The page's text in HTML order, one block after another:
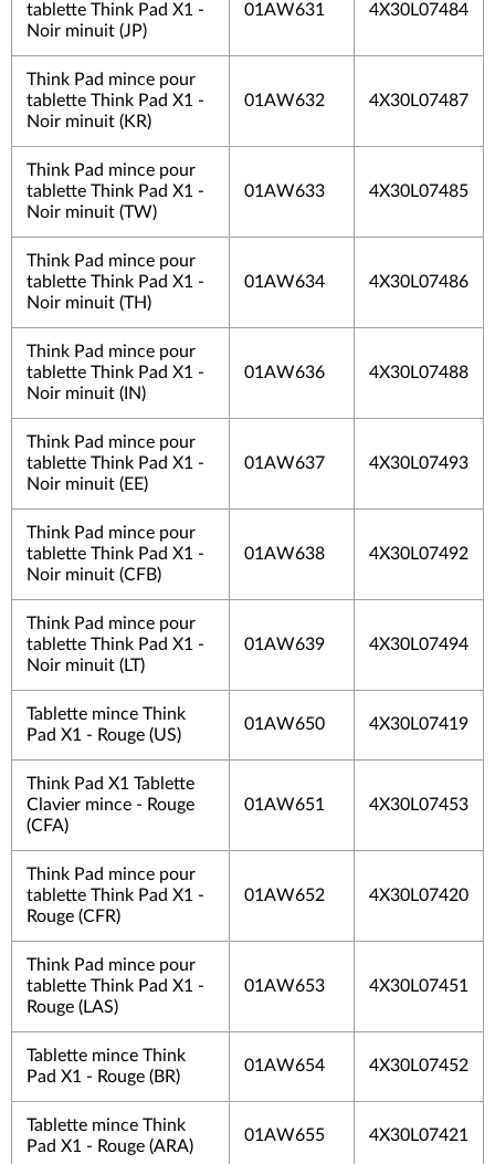
tablette Think Pad X1 -
Noir minuit (JP)
01AW631 4X30L07484
Think Pad mince pour
tablette Think Pad X1 -
Noir minuit (KR)
01AW632 4X30L07487
Think Pad mince pour
tablette Think Pad X1 -
Noir minuit (TW)
01AW633 4X30L07485
Think Pad mince pour
tablette Think Pad X1 -
Noir minuit (TH)
01AW634 4X30L07486
Think Pad mince pour
tablette Think Pad X1 -
Noir minuit (IN)
01AW636 4X30L07488
Think Pad mince pour
tablette Think Pad X1 -
Noir minuit (EE)
01AW637 4X30L07493
Think Pad mince pour
tablette Think Pad X1 -
Noir minuit (CFB)
01AW638 4X30L07492
Think Pad mince pour
tablette Think Pad X1 -
Noir minuit (LT)
01AW639 4X30L07494
Tablette mince Think
Pad X1 - Rouge (US)
01AW650 4X30L07419
Think Pad X1 Tablette
Clavier mince - Rouge
(CFA)
01AW651 4X30L07453
Think Pad mince pour
tablette Think Pad X1 -
Rouge (CFR)
01AW652 4X30L07420
Think Pad mince pour
tablette Think Pad X1 -
Rouge (LAS)
01AW653 4X30L07451
Tablette mince Think
Pad X1 - Rouge (BR)
01AW654 4X30L07452
Tablette mince Think
Pad X1 - Rouge (ARA)
01AW655 4X30L07421